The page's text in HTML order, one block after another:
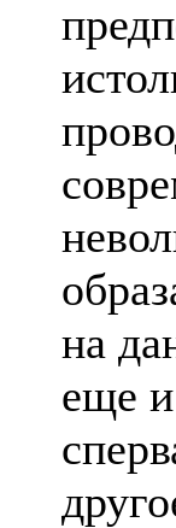
на
еще